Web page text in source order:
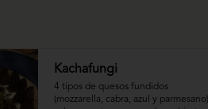
Kachafungi
4 tipos de quesos fundidos
(mozzarella, cabra, azul y parmesano)